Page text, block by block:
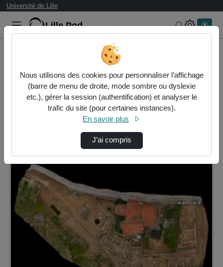
Université de Lille
Lille.Pod Rechercher
1 vidéo trouvée
Vidéo Statistiques de vues
Nous utilisons des cookies pour personnaliser l’affichage
(barre de menu de droite, mode sombre ou dyslexie
etc.), gérer la session (authentification) et analyser le
trafic du site (pour certaines instances).
En savoir plus
J’ai compris